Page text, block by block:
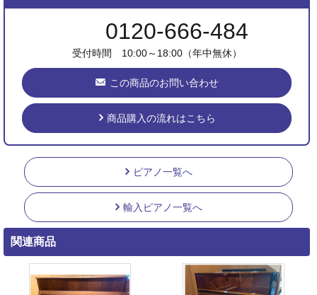
0120-666-484
受付時間 10:00～18:00（年中無休）
この商品のお問い合わせ
商品購入の流れはこちら
ピアノ一覧へ
輸入ピアノ一覧へ
関連商品